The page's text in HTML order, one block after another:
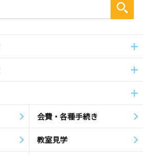
会費・各種手続き
教室見学